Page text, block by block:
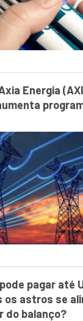
Energia
pagar até
os astros se
do balanço?